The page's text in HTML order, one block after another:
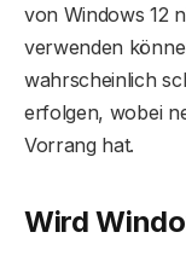
von Windows 12
verwenden
wahrscheinlich
erfolgen, wobei
Vorrang hat.
Wird